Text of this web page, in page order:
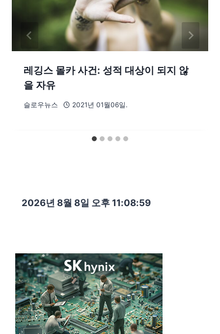
레깅스 몰카 사건: 성적 대상이 되지 않
을 자유
슬로우뉴스 2021년 01월06일.
2026년 8월 8일 오후 11:09:01